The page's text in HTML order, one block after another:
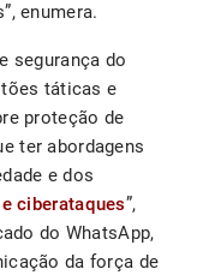
enumera.
segurança do
táticas e
proteção de
ter abordagens
e dos
ciberataques”,
do WhatsApp,
da força de